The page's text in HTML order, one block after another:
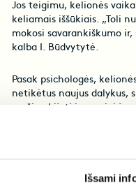
Išsami
Jos teigimu, kelionės
keliamais iššūkiais. „Toli
mokosi savarankiškumo
kalba I. Būdvytytė.
Pasak psichologės,
netikėtus naujus dalykus,
mažiau bijoti ir saugiai
moksleiviai turi puikią
religiją, visai nėra baisūs.